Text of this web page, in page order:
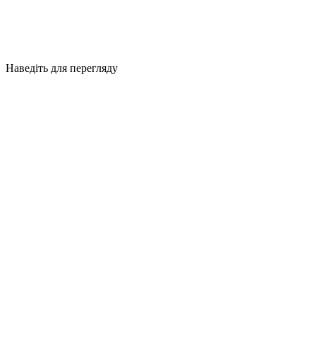
Наведіть для перегляду